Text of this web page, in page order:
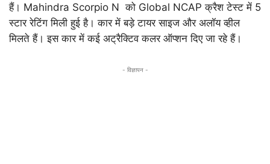
हैं। Mahindra Scorpio N को Global NCAP क्रैश टेस्ट में 5
स्टार रेटिंग मिली हुई है। कार में बड़े टायर साइज और अलॉय व्हील
मिलते हैं। इस कार में कई अट्रैक्टिव कलर ऑप्शन दिए जा रहे हैं।
- विज्ञापन -